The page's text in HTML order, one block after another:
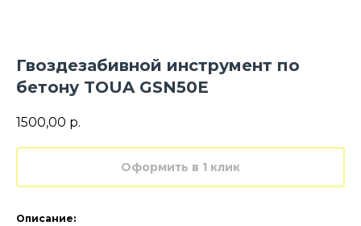
Гвоздезабивной инструмент по
бетону TOUA GSN50Е
1500,00 р.
Оформить в 1 клик
Описание: